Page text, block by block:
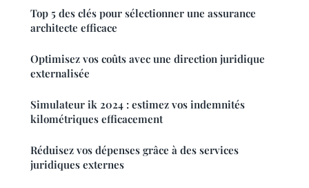
Top 5 des clés pour sélectionner une assurance
architecte efficace
Optimisez vos coûts avec une direction juridique
externalisée
Simulateur ik 2024 : estimez vos indemnités
kilométriques efficacement
Réduisez vos dépenses grâce à des services
juridiques externes